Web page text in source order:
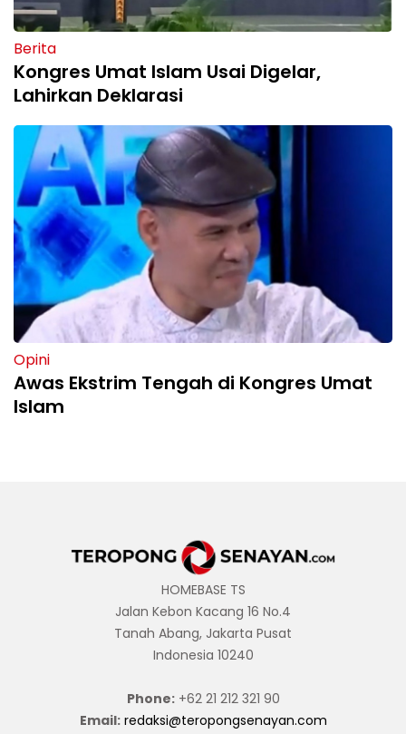
Berita
Kongres Umat Islam Usai Digelar,
Lahirkan Deklarasi
Opini
Awas Ekstrim Tengah di Kongres Umat
Islam
HOMEBASE TS
Jalan Kebon Kacang 16 No.4
Tanah Abang, Jakarta Pusat
Indonesia 10240
Phone:+62 21 212 321 90
Email: redaksi@teropongsenayan.com